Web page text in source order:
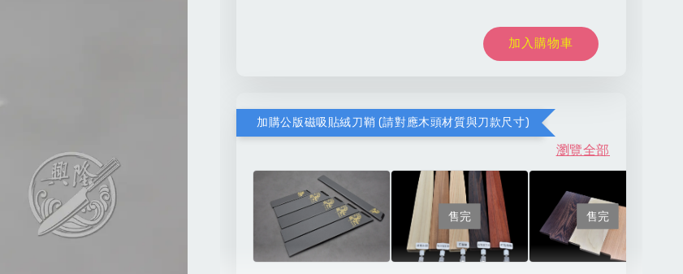
加入購物車
加購公版磁吸貼絨刀鞘 (請對應木頭材質與刀款尺寸)
瀏覽全部
售完 售完